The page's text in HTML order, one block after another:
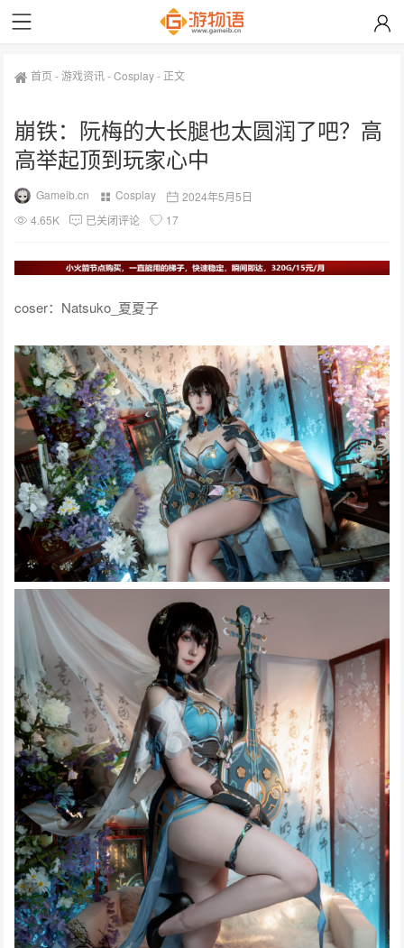
首页 -游戏资讯-Cosplay- 正文
崩铁：阮梅的大长腿也太圆润了吧？高
高举起顶到玩家心中
Gameib.cn Cosplay
2024年5月5日
4.65K
已关闭评论 17
coser：Natsuko_夏夏子